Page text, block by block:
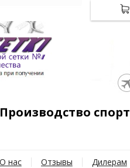
О нас Отзывы Дилерам